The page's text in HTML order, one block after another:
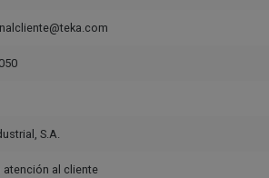
S.A.
atención al cliente